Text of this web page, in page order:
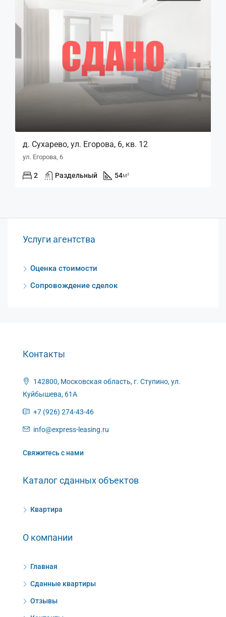
д. Сухарево, ул. Егорова, 6, кв. 12
ул. Егорова, 6
2 Раздельный 54м²
Услуги агентства
Оценка стоимости
Сопровождение сделок
Контакты
142800, Московская область, г. Ступино, ул.
Куйбышева, 61А
+7 (926) 274-43-46
info@express-leasing.ru
Свяжитесь с нами
Каталог сданных объектов
Квартира
О компании
Главная
Сданные квартиры
Отзывы